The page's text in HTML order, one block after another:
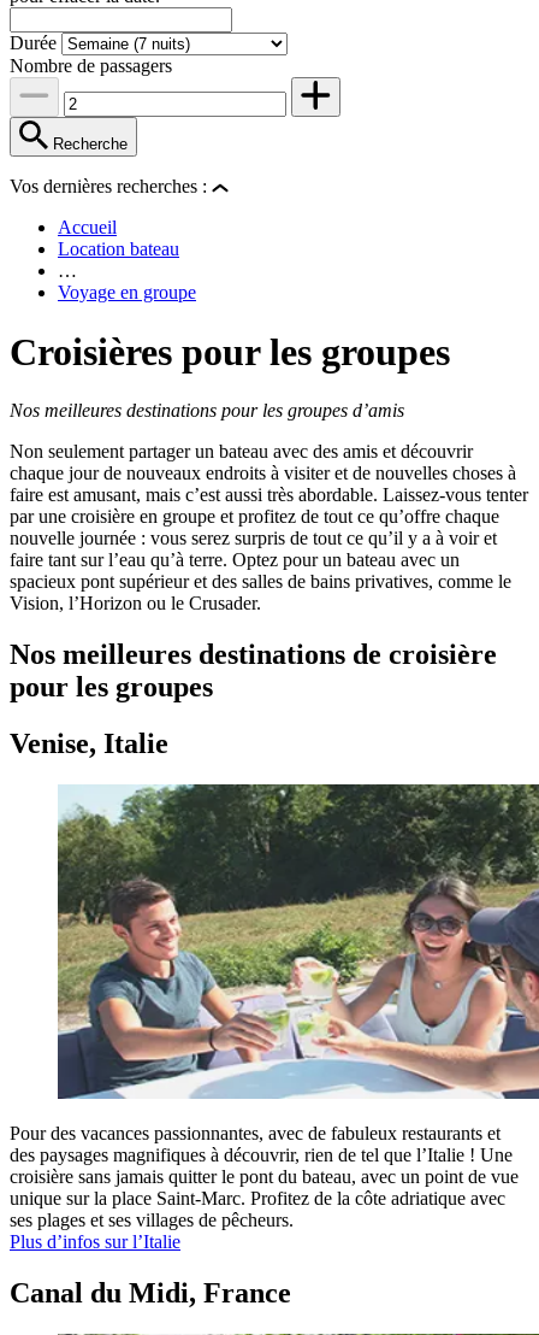
Durée
Nombre de passagers
Recherche
Vos dernières recherches :
Accueil
Location bateau
…
Voyage en groupe
Croisières pour les groupes
Nos meilleures destinations pour les groupes d’amis
Non seulement partager un bateau avec des amis et découvrir
chaque jour de nouveaux endroits à visiter et de nouvelles choses à
faire est amusant, mais c’est aussi très abordable. Laissez-vous tenter
par une croisière en groupe et profitez de tout ce qu’offre chaque
nouvelle journée : vous serez surpris de tout ce qu’il y a à voir et
faire tant sur l’eau qu’à terre. Optez pour un bateau avec un
spacieux pont supérieur et des salles de bains privatives, comme le
Vision, l’Horizon ou le Crusader.
Nos meilleures destinations de croisière
pour les groupes
Venise, Italie
Pour des vacances passionnantes, avec de fabuleux restaurants et
des paysages magnifiques à découvrir, rien de tel que l’Italie ! Une
croisière sans jamais quitter le pont du bateau, avec un point de vue
unique sur la place Saint-Marc. Profitez de la côte adriatique avec
ses plages et ses villages de pêcheurs.
Plus d’infos sur l’Italie
Canal du Midi, France